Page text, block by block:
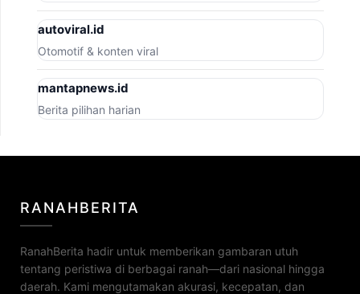
autoviral.id
Otomotif & konten viral
mantapnews.id
Berita pilihan harian
RANAHBERITA
RanahBerita hadir untuk memberikan gambaran utuh
tentang peristiwa di berbagai ranah—dari nasional hingga
daerah. Kami mengutamakan akurasi, kecepatan, dan